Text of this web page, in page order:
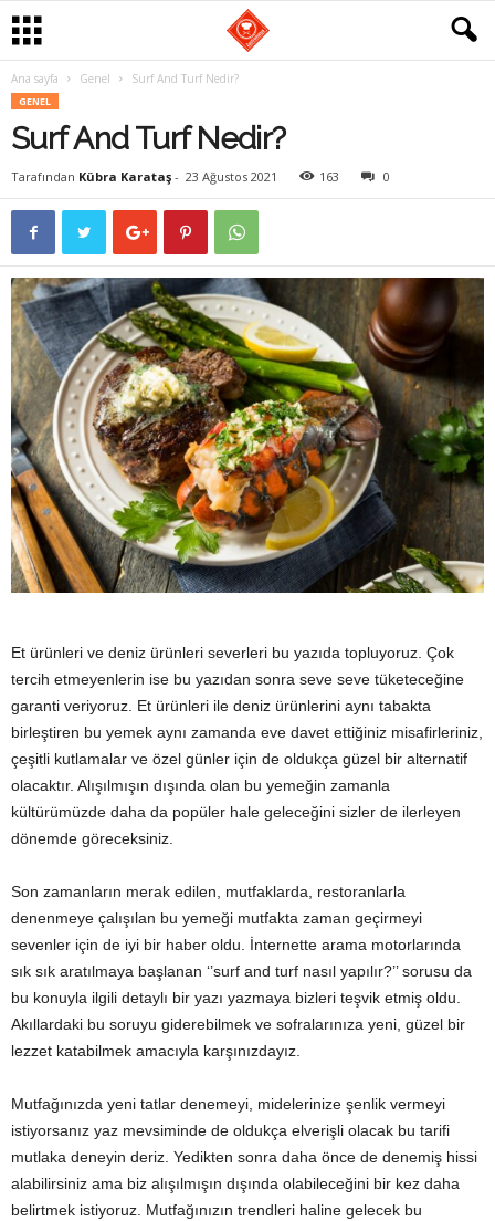
Ana sayfa Genel Surf And Turf Nedir?
GENEL
Surf And Turf Nedir?
Tarafından Kübra Karataş - 23 Ağustos 2021 163 0
Et ürünleri ve deniz ürünleri severleri bu yazıda topluyoruz. Çok
tercih etmeyenlerin ise bu yazıdan sonra seve seve tüketeceğine
garanti veriyoruz. Et ürünleri ile deniz ürünlerini aynı tabakta
birleştiren bu yemek aynı zamanda eve davet ettiğiniz misafirleriniz,
çeşitli kutlamalar ve özel günler için de oldukça güzel bir alternatif
olacaktır. Alışılmışın dışında olan bu yemeğin zamanla
kültürümüzde daha da popüler hale geleceğini sizler de ilerleyen
dönemde göreceksiniz.
Son zamanların merak edilen, mutfaklarda, restoranlarla
denenmeye çalışılan bu yemeği mutfakta zaman geçirmeyi
sevenler için de iyi bir haber oldu. İnternette arama motorlarında
sık sık aratılmaya başlanan ‘’surf and turf nasıl yapılır?’’ sorusu da
bu konuyla ilgili detaylı bir yazı yazmaya bizleri teşvik etmiş oldu.
Akıllardaki bu soruyu giderebilmek ve sofralarınıza yeni, güzel bir
lezzet katabilmek amacıyla karşınızdayız.
Mutfağınızda yeni tatlar denemeyi, midelerinize şenlik vermeyi
istiyorsanız yaz mevsiminde de oldukça elverişli olacak bu tarifi
mutlaka deneyin deriz. Yedikten sonra daha önce de denemiş hissi
alabilirsiniz ama biz alışılmışın dışında olabileceğini bir kez daha
belirtmek istiyoruz. Mutfağınızın trendleri haline gelecek bu